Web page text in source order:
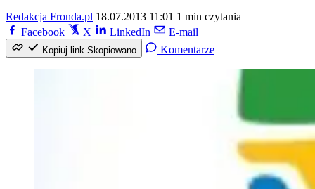
Redakcja Fronda.pl 18.07.2013 11:01 1 min czytania
Facebook
X LinkedIn E-mail
Kopiuj link Skopiowano Komentarze